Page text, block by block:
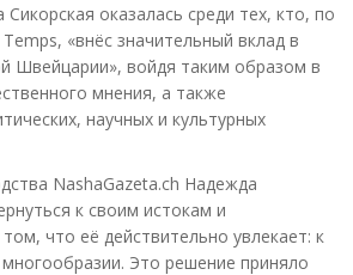
оказалась среди тех, кто, по
«внёс значительный вклад в
Швейцарии», войдя таким образом в
мнения, а также
научных и культурных
NashaGazeta.ch Надежда
к своим истокам и
что её действительно увлекает: к
Это решение приняло